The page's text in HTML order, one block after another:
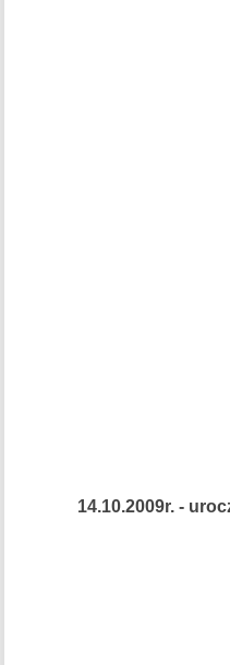
14.10.2009r. -